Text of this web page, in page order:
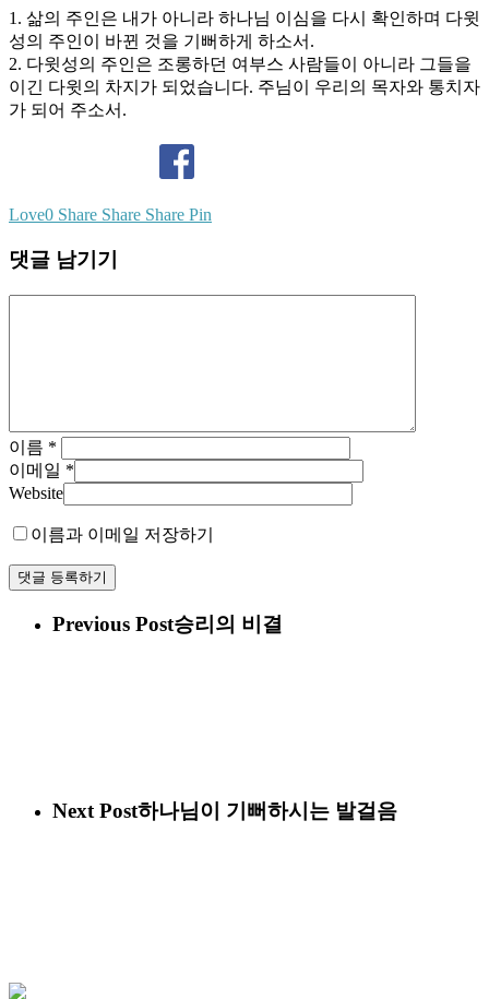
1. 삶의 주인은 내가 아니라 하나님 이심을 다시 확인하며 다윗
성의 주인이 바뀐 것을 기뻐하게 하소서.
2. 다윗성의 주인은 조롱하던 여부스 사람들이 아니라 그들을
이긴 다윗의 차지가 되었습니다. 주님이 우리의 목자와 통치자
가 되어 주소서.
Love0 Share Share Share Pin
댓글 남기기
이름 *
이메일 *
Website
이름과 이메일 저장하기
Previous Post승리의 비결
Next Post하나님이 기뻐하시는 발걸음